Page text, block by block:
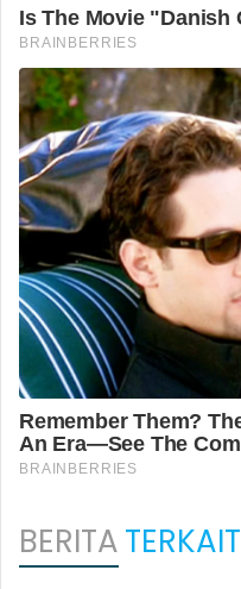
BERITATERKAIT